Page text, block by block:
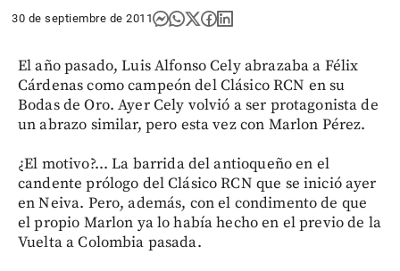
30 de septiembre de 2011
El año pasado, Luis Alfonso Cely abrazaba a Félix
Cárdenas como campeón del Clásico RCN en su
Bodas de Oro. Ayer Cely volvió a ser protagonista de
un abrazo similar, pero esta vez con Marlon Pérez.
¿El motivo?... La barrida del antioqueño en el
candente prólogo del Clásico RCN que se inició ayer
en Neiva. Pero, además, con el condimento de que
el propio Marlon ya lo había hecho en el previo de la
Vuelta a Colombia pasada.